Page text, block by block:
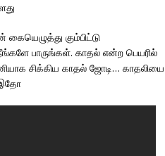
கும்பிட்டு
பாருங்கள். காதல் என்ற பெயரில்
சிக்கிய காதல் ஜோடி… காதலியை
இதோ